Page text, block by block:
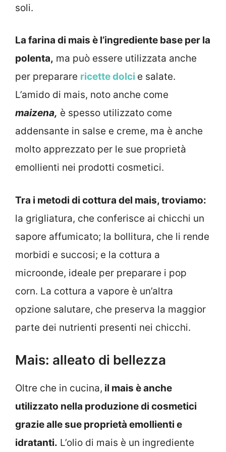
soli.
La farina di mais è l’ingrediente base per la
polenta, ma può essere utilizzata anche
per preparare ricette dolci e salate.
L’amido di mais, noto anche come
maizena, è spesso utilizzato come
addensante in salse e creme, ma è anche
molto apprezzato per le sue proprietà
emollienti nei prodotti cosmetici.
Tra i metodi di cottura del mais, troviamo:
la grigliatura, che conferisce ai chicchi un
sapore affumicato; la bollitura, che li rende
morbidi e succosi; e la cottura a
microonde, ideale per preparare i pop
corn. La cottura a vapore è un’altra
opzione salutare, che preserva la maggior
parte dei nutrienti presenti nei chicchi.
Mais: alleato di bellezza
Oltre che in cucina, il mais è anche
utilizzato nella produzione di cosmetici
grazie alle sue proprietà emollienti e
idratanti. L’olio di mais è un ingrediente